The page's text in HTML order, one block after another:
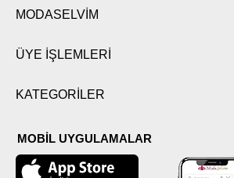
MODASELVİM
ÜYE İŞLEMLERİ
KATEGORİLER
MOBİL UYGULAMALAR